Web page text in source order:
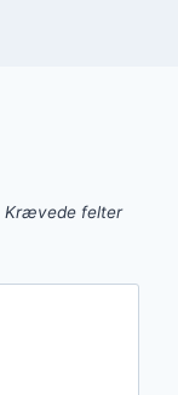
Krævede felter